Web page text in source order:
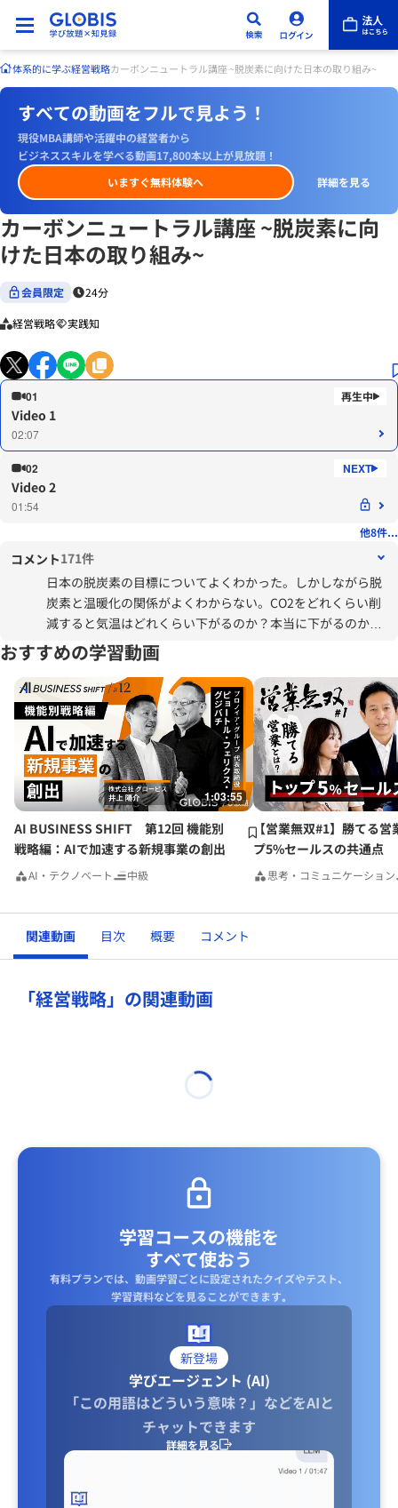
体系的に学ぶ経営戦略カーボンニュートラル講座 ~脱炭素に向けた日本の取り組み~
すべての動画をフルで見よう！
現役MBA講師や活躍中の経営者から
ビジネススキルを学べる動画17,800本以上が見放題！
いますぐ無料体験へ
詳細を見る
カーボンニュートラル講座 ~脱炭素に向
けた日本の取り組み~
会員限定 24分
経営戦略 実践知
01
Video 1
02:07
02
Video 2
01:54
他8件...
コメント171件
日本の脱炭素の目標についてよくわかった。しかしながら脱
炭素と温暖化の関係がよくわからない。CO2をどれくらい削
減すると気温はどれくらい下がるのか？本当に下がるのか？
誰もしらない中、このような方針がとられることに危機感を
覚える。
おすすめの学習動画
1:03:55
AI BUSINESS SHIFT 第12回 機能別
戦略編：AIで加速する新規事業の創出
AI・テクノベート 中級
【営業無双#1】勝てる営
プ5%セールスの共通点
思考・コミュニケーション
関連動画 目次 概要 コメント
「経営戦略」の関連動画
学習コースの機能を
すべて使おう
有料プランでは、動画学習ごとに設定されたクイズやテスト、
学習資料などを見ることができます｡
新登場
学びエージェント (AI)
「この用語はどういう意味？」などをAIと
チャットできます
詳細を見る